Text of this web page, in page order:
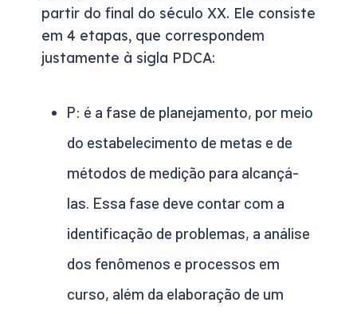
partir do final do século XX. Ele consiste
em 4 etapas, que correspondem
justamente à sigla PDCA:
P: é a fase de planejamento, por meio
do estabelecimento de metas e de
métodos de medição para alcançá-
las. Essa fase deve contar com a
identificação de problemas, a análise
dos fenômenos e processos em
curso, além da elaboração de um